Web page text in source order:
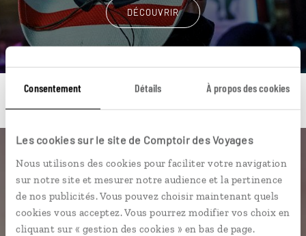
Consentement Détails À propos des cookies
Les cookies sur le site de Comptoir des Voyages
Nous utilisons des cookies pour faciliter votre navigation
sur notre site et mesurer notre audience et la pertinence
de nos publicités. Vous pouvez choisir maintenant quels
cookies vous acceptez. Vous pourrez modifier vos choix en
cliquant sur « gestion des cookies » en bas de page.
DÉCOUVRIR
Une envie de voyage
particulière ?